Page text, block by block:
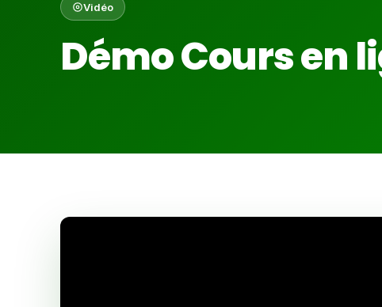
Vidéo
Démo Cours en